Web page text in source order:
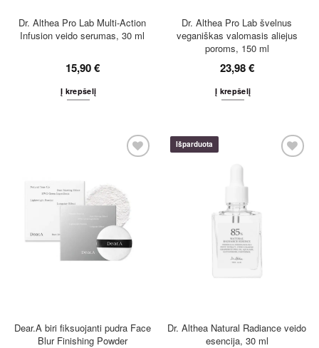
Dr. Althea Pro Lab Multi-Action
Infusion veido serumas, 30 ml
15,90€
Į krepšelį
Dr. Althea Pro Lab švelnus
veganiškas valomasis aliejus
poroms, 150 ml
23,98€
Į krepšelį
Dear.A biri fiksuojanti pudra Face
Blur Finishing Powder
Išparduota
Dr. Althea Natural Radiance veido
esencija, 30 ml